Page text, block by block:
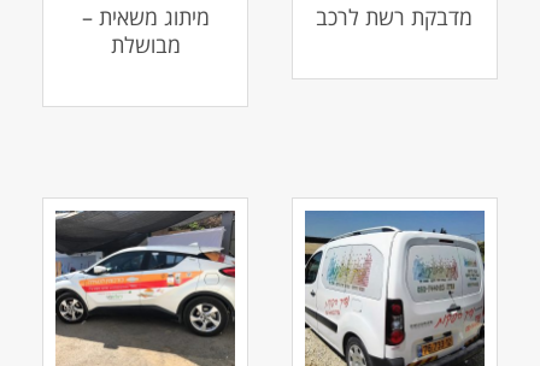
מדבקת רשת לרכב
מיתוג משאית –
מבושלת